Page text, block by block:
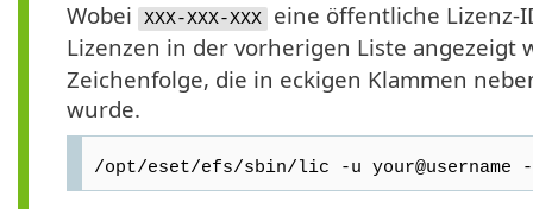
Wobei XXX-XXX-XXX
eine öffentliche Lizenz-
Lizenzen in der vorherigen Liste angezeigt
Zeichenfolge, die in eckigen Klammen
wurde.
/opt/eset/efs/sbin/lic -u your@username